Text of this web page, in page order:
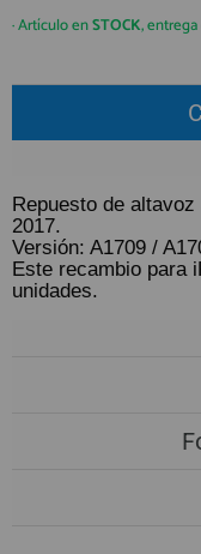
GUÍA DE COMPRA
(+34)912
Lunes a
También
· Artículo enSTOCK,
Repuesto de
2017.
Versión: A1709 /
Este recambio para
unidades.